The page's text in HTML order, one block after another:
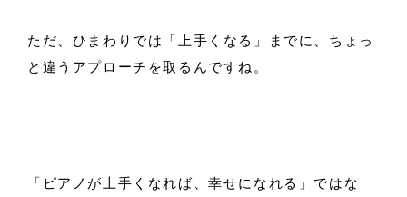
ただ、ひまわりでは「上手くなる」までに、ちょっ
と違うアプローチを取るんですね。
「ピアノが上手くなれば、幸せになれる」ではな